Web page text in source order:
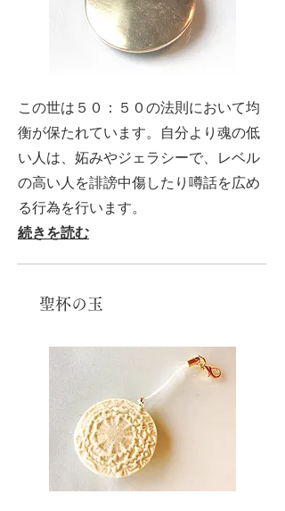
この世は５０：５０の法則において均
衡が保たれています。自分より魂の低
い人は、妬みやジェラシーで、レベル
の高い人を誹謗中傷したり噂話を広め
る行為を行います。
続きを読む
聖杯の玉